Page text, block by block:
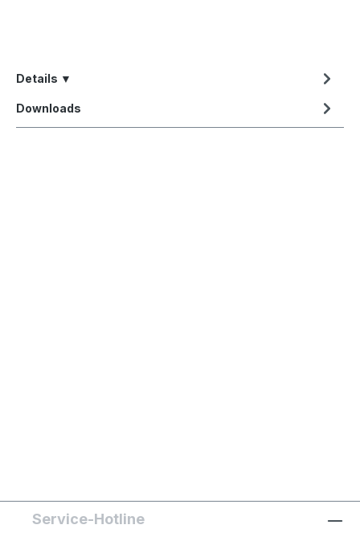
Details ▼
Downloads
Service-Hotline